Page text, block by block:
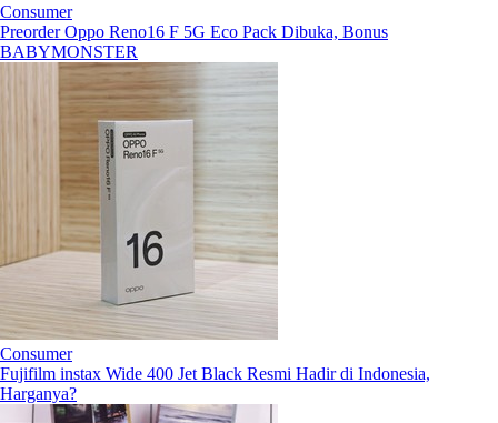
Consumer
Preorder Oppo Reno16 F 5G Eco Pack Dibuka, Bonus
BABYMONSTER
Consumer
Fujifilm instax Wide 400 Jet Black Resmi Hadir di Indonesia,
Harganya?